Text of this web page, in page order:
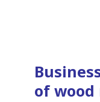
of wood